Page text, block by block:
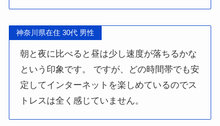
神奈川県在住 30代 男性
朝と夜に比べると昼は少し速度が落ちるかな
という印象です。 ですが、どの時間帯でも安
定してインターネットを楽しめているのでス
トレスは全く感じていません。